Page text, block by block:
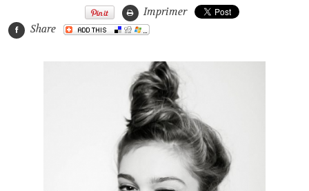
Imprimer
Share